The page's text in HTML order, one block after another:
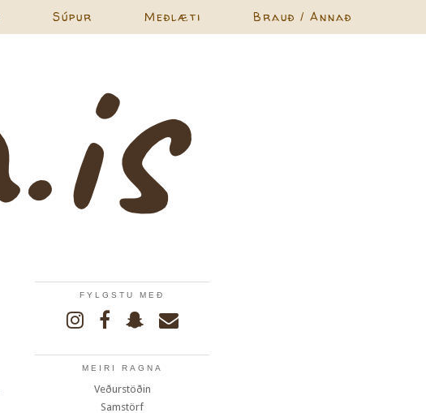
Súpur Meðlæti Brauð / Annað
FYLGSTU MEÐ
MEIRI RAGNA
Veðurstöðin
Samstörf